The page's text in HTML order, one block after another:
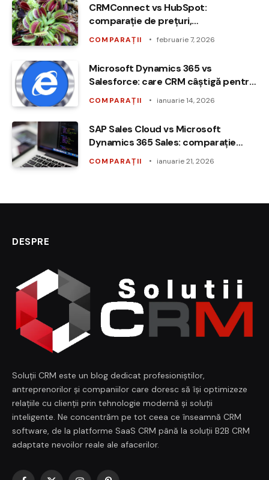
CRMConnect vs HubSpot:
comparație de prețuri,
funcționalități și ușurință în utilizare
COMPARAȚII februarie 7, 2026
Microsoft Dynamics 365 vs
Salesforce: care CRM câștigă pentru
enterprise în 2026?
COMPARAȚII ianuarie 14, 2026
SAP Sales Cloud vs Microsoft
Dynamics 365 Sales: comparație
funcțională și de adopție
COMPARAȚII ianuarie 21, 2026
DESPRE
Soluții CRM este un blog dedicat profesioniștilor,
antreprenorilor și companiilor care doresc să își optimizeze
relațiile cu clienții prin tehnologie modernă și soluții
inteligente. Ne concentrăm pe tot ceea ce înseamnă CRM
software, de la platforme SaaS CRM până la soluții B2B CRM
adaptate nevoilor reale ale afacerilor.